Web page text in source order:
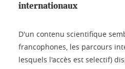
internationaux
D'un contenu scientifique
francophones, les parcours
lesquels l'accès est selectif)